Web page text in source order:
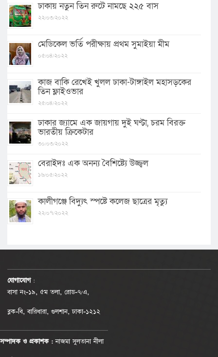
ঢাকায় নতুন তিন রুটে নামছে ২২৫ বাস
২২/০৩/২০২২
মেডিকেল ভর্তি পরীক্ষায় প্রথম সুমাইয়া মীম
০৫/০৪/২০২২
কাজ বাকি রেখেই খুলল ঢাকা-টাঙ্গাইল মহাসড়কের
তিন ফ্লাইওভার
২৫/০৪/২০২২
ঢাকার জ্যামে এক জায়গায় দুই ঘণ্টা, চরম বিরক্ত
ভারতীয় ক্রিকেটার
৩০/০৩/২০২২
বেরাইদঃ এক অনন্য বৈশিষ্ট্যে উজ্জ্বল
১৬/০৫/২০২২
কালীগঞ্জে বিদ্যুৎ স্পষ্টে কলেজ ছাত্রের মৃত্যু
২২/০৭/২০২২
যোগাযোগ :
বাসা নং-১৯, ৫ম তলা, রোড-৭/এ,
ব্লক-বি, বারিধারা, গুলশান, ঢাকা-১২১২
সম্পাদক ও প্রকাশক :নাজমা সুলতানা নীলা